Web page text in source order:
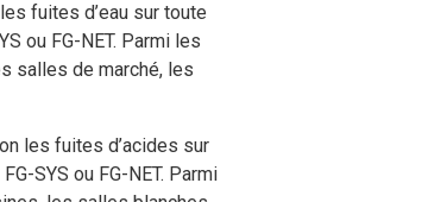
fuites d’eau sur toute
ou FG-NET. Parmi les
salles de marché, les
les fuites d’acides sur
SYS ou FG-NET. Parmi